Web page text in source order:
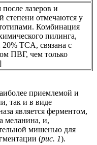
лазеров и
степени отмечаются у
Комбинация
пилинга,
TCA, связана с
ПВГ, чем только
приемлемой и
так и в виде
является ферментом,
меланина, и,
мишенью для
(рис. 1).